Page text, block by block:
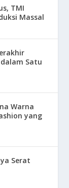
TMI
Massal
Satu
Warna
yang
Serat